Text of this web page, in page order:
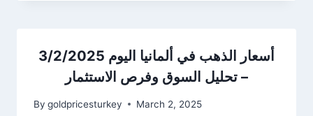
أسعار الذهب في ألمانيا اليوم 3/2/2025
– تحليل السوق وفرص الاستثمار
By goldpricesturkey March 2, 2025